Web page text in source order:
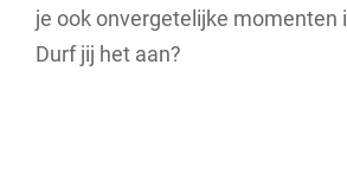
je ook onvergetelijke momenten
Durf jij het aan?